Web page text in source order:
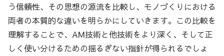
う信頼性、その思想の源流を比較し、モノづくりにおける
両者の本質的な違いを明らかにしていきます。この比較を
理解することで、AM技術と他技術をより深く、そして正
しく使い分けるための揺るぎない指針が得られるでしょ